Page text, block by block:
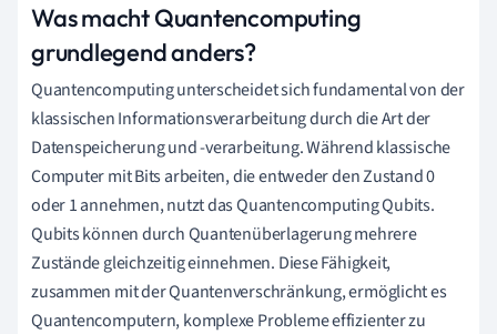
Was macht Quantencomputing
grundlegend anders?
Quantencomputing unterscheidet sich fundamental von der
klassischen Informationsverarbeitung durch die Art der
Datenspeicherung und -verarbeitung. Während klassische
Computer mit Bits arbeiten, die entweder den Zustand 0
oder 1 annehmen, nutzt das Quantencomputing Qubits.
Qubits können durch Quantenüberlagerung mehrere
Zustände gleichzeitig einnehmen. Diese Fähigkeit,
zusammen mit der Quantenverschränkung, ermöglicht es
Quantencomputern, komplexe Probleme effizienter zu